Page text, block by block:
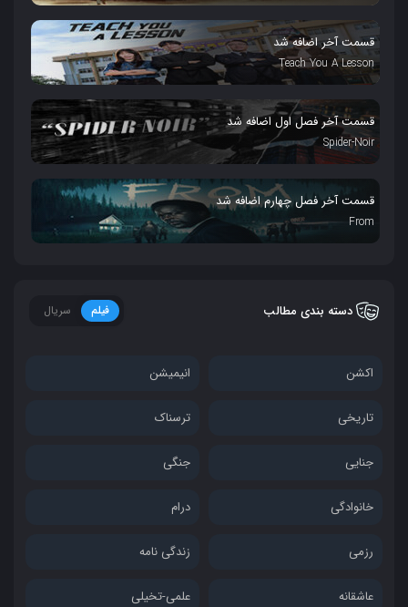
قسمت آخر اضافه شد
Teach You A Lesson
قسمت آخر فصل اول اضافه شد
Spider-Noir
قسمت آخر فصل چهارم اضافه شد
From
دسته بندی مطالب فیلم سریال
اکشن انیمیشن
تاریخی ترسناک
جنایی جنگی
خانوادگی درام
رزمی زندگی نامه
عاشقانه علمی-تخیلی